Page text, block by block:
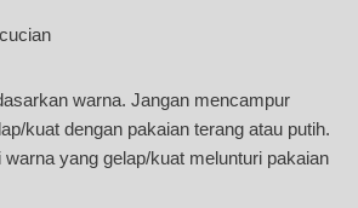
warna. Jangan mencampur
kuat dengan pakaian terang atau putih.
warna yang gelap/kuat melunturi pakaian